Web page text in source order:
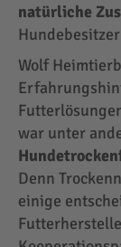
natürliche
Wolf
war unter
Denn
einige